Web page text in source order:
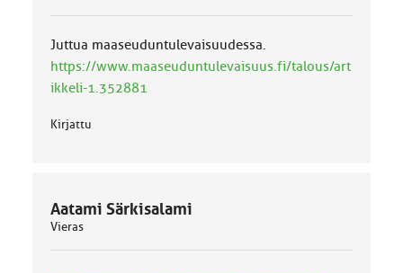
k
a
Juttua maaseuduntulevaisuudessa.
https://www.maaseuduntulevaisuus.fi/talous/art
ikkeli-1.352881
Kirjattu
Aatami Särkisalami
Vieras